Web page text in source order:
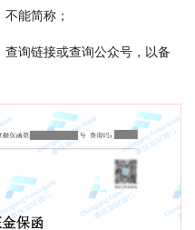
能简称；
询链接或查询公众号，以备